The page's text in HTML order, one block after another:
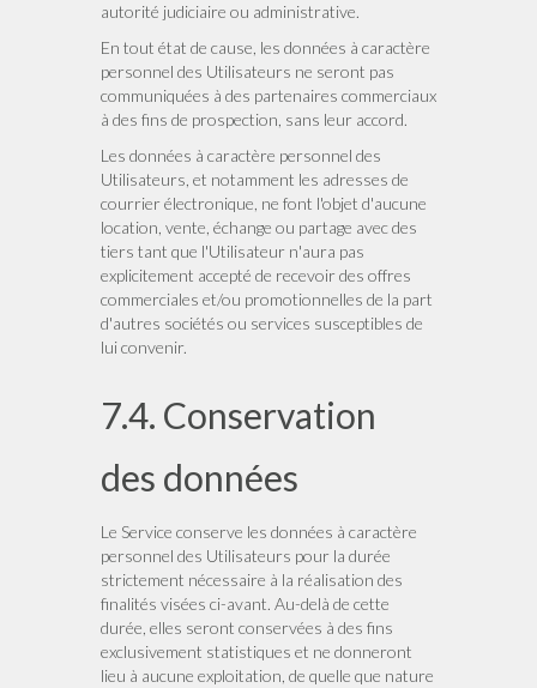
autorité judiciaire ou administrative.
En tout état de cause, les données à caractère
personnel des Utilisateurs ne seront pas
communiquées à des partenaires commerciaux
à des fins de prospection, sans leur accord.
Les données à caractère personnel des
Utilisateurs, et notamment les adresses de
courrier électronique, ne font l'objet d'aucune
location, vente, échange ou partage avec des
tiers tant que l'Utilisateur n'aura pas
explicitement accepté de recevoir des offres
commerciales et/ou promotionnelles de la part
d'autres sociétés ou services susceptibles de
lui convenir.
7.4. Conservation
des données
Le Service conserve les données à caractère
personnel des Utilisateurs pour la durée
strictement nécessaire à la réalisation des
finalités visées ci-avant. Au-delà de cette
durée, elles seront conservées à des fins
exclusivement statistiques et ne donneront
lieu à aucune exploitation, de quelle que nature